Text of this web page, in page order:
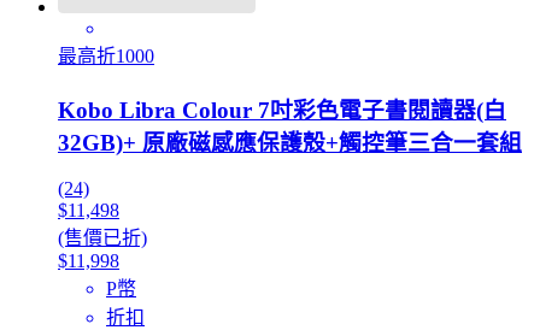
最高折1000
Kobo Libra Colour 7吋彩色電子書閱讀器(白
32GB)+ 原廠磁感應保護殼+觸控筆三合一套組
(24)
$11,498
(售價已折)
$11,998
P幣
折扣